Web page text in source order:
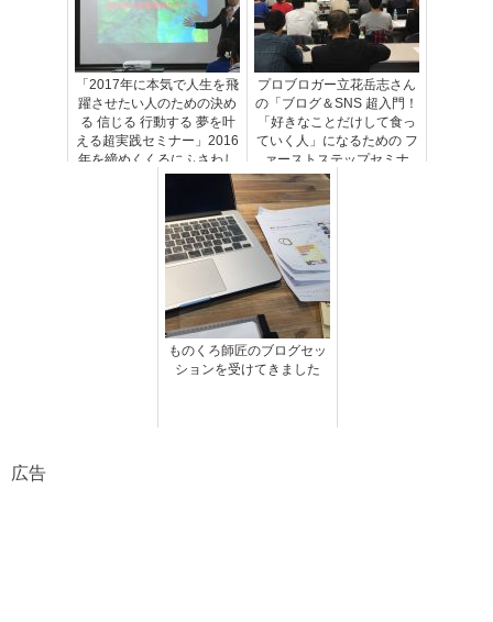
「2017年に本気で人生を飛
躍させたい人のための決め
る 信じる 行動する 夢を叶
える超実践セミナー」2016
年を締めくくるにふさわし
いセミナーに参加してきま
プロブロガー立花岳志さん
の「ブログ＆SNS 超入門！
「好きなことだけして食っ
ていく人」になるための フ
ァーストステップセミナ
ー」に参加してきました！
ものくろ師匠のブログセッ
ションを受けてきました
広告